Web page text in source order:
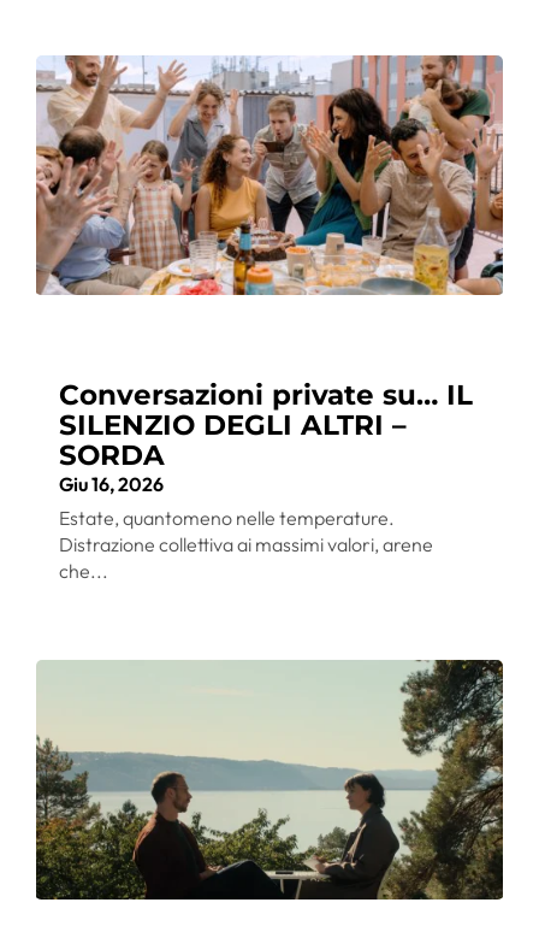
Conversazioni private su… IL
SILENZIO DEGLI ALTRI –
SORDA
Giu 16, 2026
Estate, quantomeno nelle temperature.
Distrazione collettiva ai massimi valori, arene
che...